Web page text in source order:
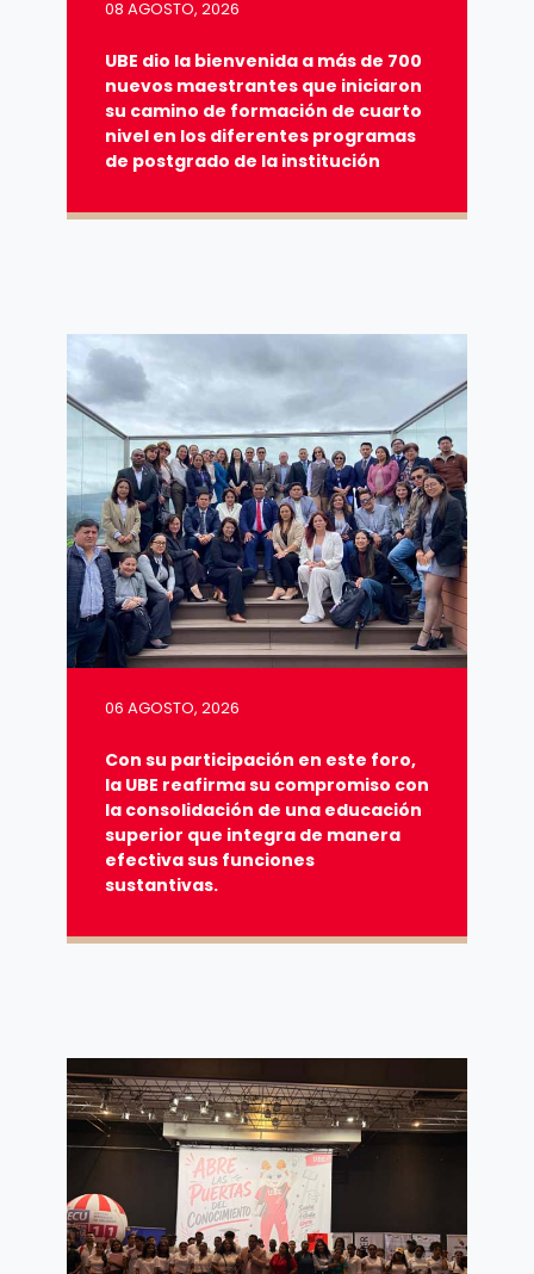
08 AGOSTO, 2026
UBE dio la bienvenida a más de 700
nuevos maestrantes que iniciaron
su camino de formación de cuarto
nivel en los diferentes programas
de postgrado de la institución
06 AGOSTO, 2026
Con su participación en este foro,
la UBE reafirma su compromiso con
la consolidación de una educación
superior que integra de manera
efectiva sus funciones
sustantivas.